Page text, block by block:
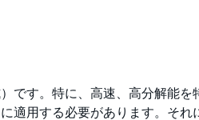
す。特に、高速、高分解能
用する必要があります。そ